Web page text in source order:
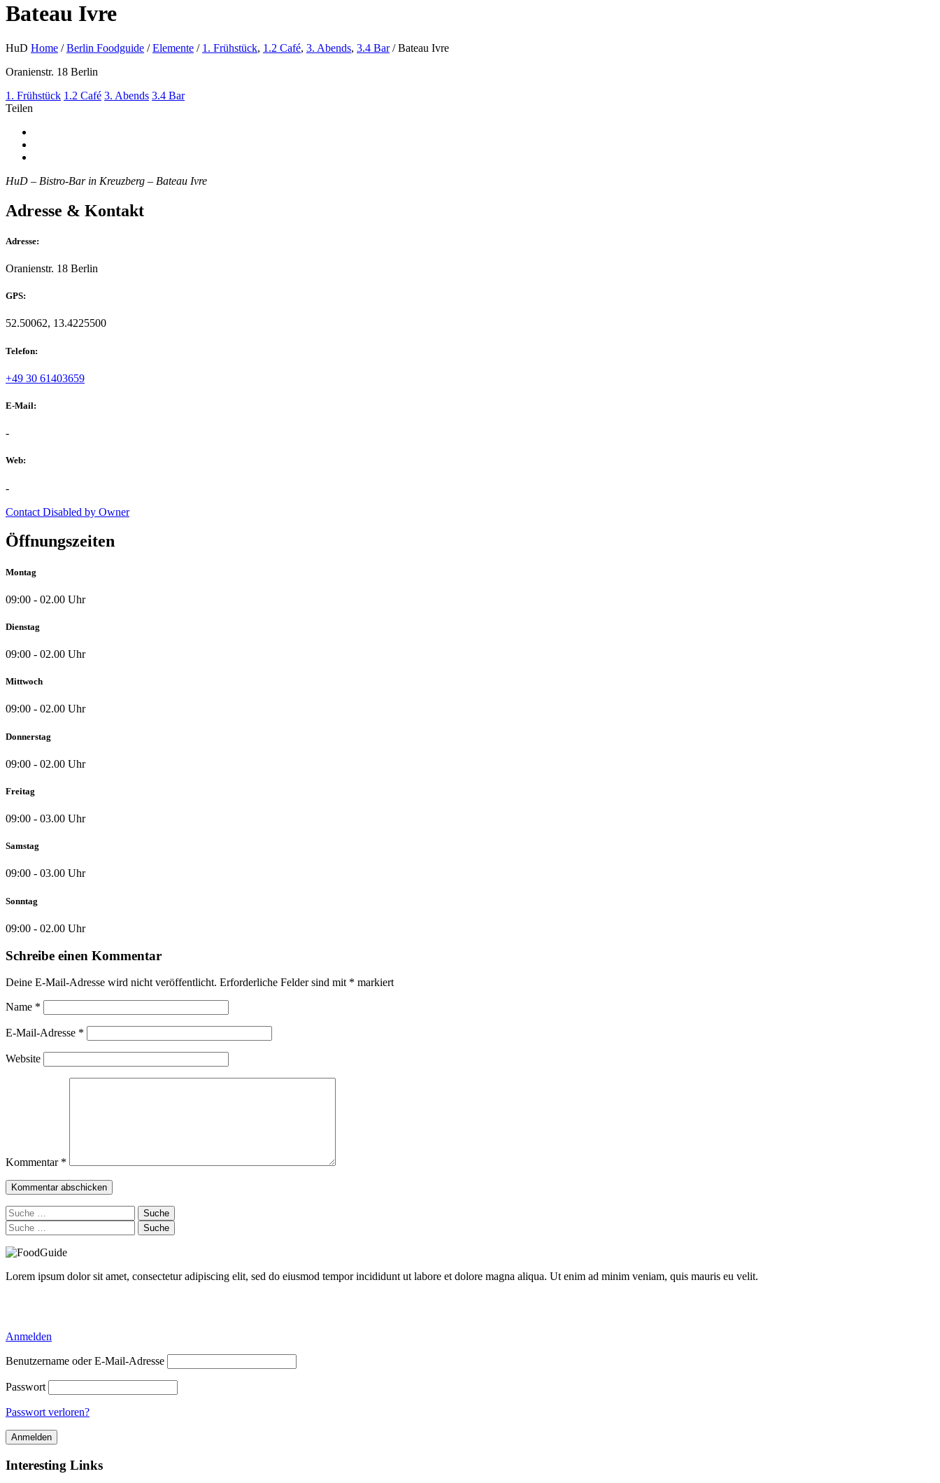
Bateau Ivre
HuD Home / Berlin Foodguide / Elemente / 1. Frühstück, 1.2 Café, 3. Abends, 3.4 Bar / Bateau Ivre
Oranienstr. 18 Berlin
1. Frühstück 1.2 Café 3. Abends 3.4 Bar
Teilen
HuD – Bistro-Bar in Kreuzberg – Bateau Ivre
Adresse & Kontakt
Adresse:
Oranienstr. 18 Berlin
GPS:
52.50062, 13.4225500
Telefon:
+49 30 61403659
E-Mail:
-
Web:
-
Contact Disabled by Owner
Öffnungszeiten
Montag
09:00 - 02.00 Uhr
Dienstag
09:00 - 02.00 Uhr
Mittwoch
09:00 - 02.00 Uhr
Donnerstag
09:00 - 02.00 Uhr
Freitag
09:00 - 03.00 Uhr
Samstag
09:00 - 03.00 Uhr
Sonntag
09:00 - 02.00 Uhr
Schreibe einen Kommentar
Deine E-Mail-Adresse wird nicht veröffentlicht. Erforderliche Felder sind mit * markiert
Name *
E-Mail-Adresse *
Website
Kommentar *
Suche
nach:
Suche
nach:
Lorem ipsum dolor sit amet, consectetur adipiscing elit, sed do eiusmod tempor incididunt ut labore et dolore magna aliqua. Ut enim ad minim veniam, quis mauris eu velit.
Anmelden
Benutzername oder E-Mail-Adresse
Passwort
Passwort verloren?
Interesting Links